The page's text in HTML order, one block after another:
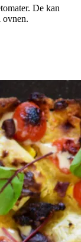
De kan
ovnen.